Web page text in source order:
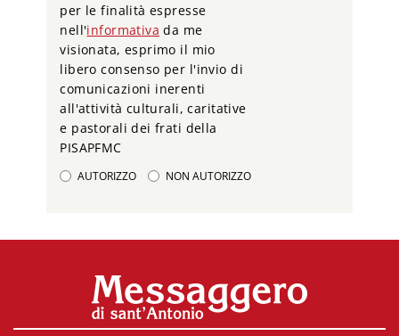
per le finalità espresse
nell'informativa da me
visionata, esprimo il mio
libero consenso per l'invio di
comunicazioni inerenti
all'attività culturali, caritative
e pastorali dei frati della
PISAPFMC
AUTORIZZO NON AUTORIZZO